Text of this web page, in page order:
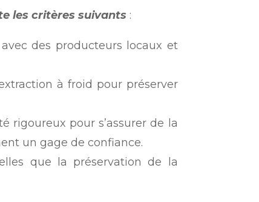
les critères suivants :
des producteurs locaux et
à froid pour préserver
rigoureux pour s’assurer de la
un gage de confiance.
que la préservation de la